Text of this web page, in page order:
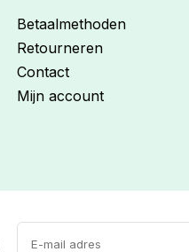
Betaalmethoden
Retourneren
Contact
Mijn account